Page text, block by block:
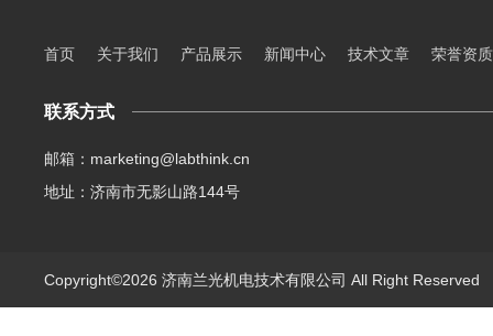
首页 关于我们 产品展示 新闻中心 技术文章 荣誉资质
联系方式
邮箱：marketing@labthink.cn
地址：济南市无影山路144号
Copyright©2026 济南兰光机电技术有限公司 All Right